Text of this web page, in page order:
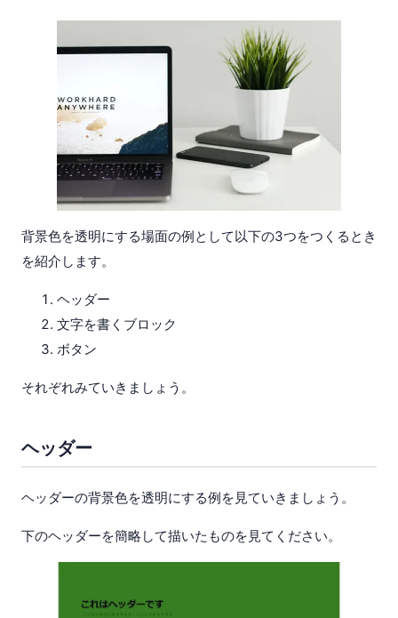
背景色を透明にする場面の例として以下の3つをつくるとき
を紹介します。
ヘッダー
文字を書くブロック
ボタン
それぞれみていきましょう。
ヘッダー
ヘッダーの背景色を透明にする例を見ていきましょう。
下のヘッダーを簡略して描いたものを見てください。